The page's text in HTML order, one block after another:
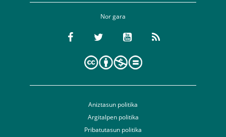
Nor gara
Aniztasun politika
Argitalpen politika
Pribatutasun politika